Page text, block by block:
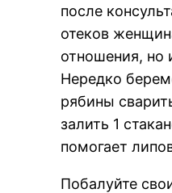
после
отеков
отношения, но
Нередко
рябины
залить 1
помогает
Побалуйте